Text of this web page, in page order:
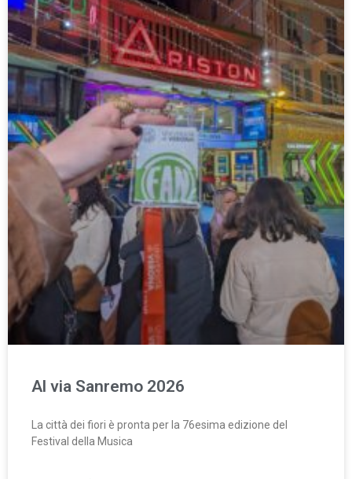
Al via Sanremo 2026
La città dei fiori è pronta per la 76esima edizione del
Festival della Musica